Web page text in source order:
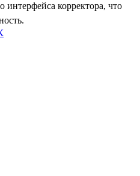
интерфейса корректора, что